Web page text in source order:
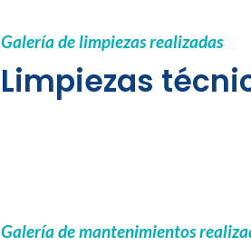
Galería de limpiezas realizadas
Limpiezas
Galería de mantenimientos